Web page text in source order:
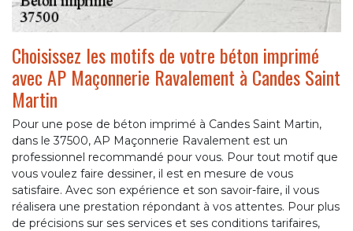
Choisissez les motifs de votre béton imprimé
avec AP Maçonnerie Ravalement à Candes Saint
Martin
Pour une pose de béton imprimé à Candes Saint Martin,
dans le 37500, AP Maçonnerie Ravalement est un
professionnel recommandé pour vous. Pour tout motif que
vous voulez faire dessiner, il est en mesure de vous
satisfaire. Avec son expérience et son savoir-faire, il vous
réalisera une prestation répondant à vos attentes. Pour plus
de précisions sur ses services et ses conditions tarifaires,